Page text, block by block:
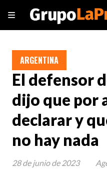
El defensor
dijo que por
declarar y
no hay nada
ARGENTINA
28 de junio de 2023